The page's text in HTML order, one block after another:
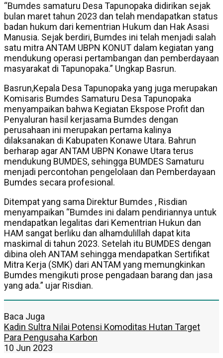
“Bumdes samaturu Desa Tapunopaka didirikan sejak
bulan maret tahun 2023 dan telah mendapatkan status
badan hukum dari kementrian Hukum dan Hak Asasi
Manusia. Sejak berdiri, Bumdes ini telah menjadi salah
satu mitra ANTAM UBPN KONUT dalam kegiatan yang
mendukung operasi pertambangan dan pemberdayaan
masyarakat di Tapunopaka.” Ungkap Basrun.
Basrun,Kepala Desa Tapunopaka yang juga merupakan
Komisaris Bumdes Samaturu Desa Tapunopaka
menyampaikan bahwa Kegiatan Ekspose Profit dan
Penyaluran hasil kerjasama Bumdes dengan
perusahaan ini merupakan pertama kalinya
dilaksanakan di Kabupaten Konawe Utara. Bahrun
berharap agar ANTAM UBPN Konawe Utara terus
mendukung BUMDES, sehingga BUMDES Samaturu
menjadi percontohan pengelolaan dan Pemberdayaan
Bumdes secara profesional.
Ditempat yang sama Direktur Bumdes , Risdian
menyampaikan “Bumdes ini dalam pendiriannya untuk
mendapatkan legalitas dari Kementrian Hukun dan
HAM sangat berliku dan alhamdulillah dapat kita
maskimal di tahun 2023. Setelah itu BUMDES dengan
dibina oleh ANTAM sehingga mendapatkan Sertifikat
Mitra Kerja (SMK) dari ANTAM yang memungkinkan
Bumdes mengikuti prose pengadaan barang dan jasa
yang ada.” ujar Risdian.
Baca Juga
Kadin Sultra Nilai Potensi Komoditas Hutan Target
Para Pengusaha Karbon
10 Jun 2023